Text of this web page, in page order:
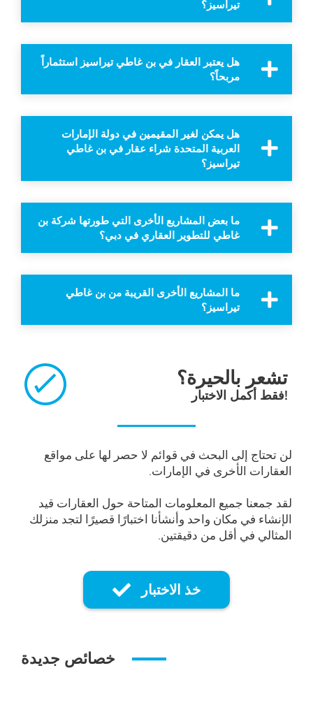
تيراسيز؟
هل يعتبر العقار في بن غاطي تيراسيز استثماراً
مربحاً؟
هل يمكن لغير المقيمين في دولة الإمارات
العربية المتحدة شراء عقار في بن غاطي
تيراسيز؟
ما بعض المشاريع الأخرى التي طورتها شركة بن
غاطي للتطوير العقاري في دبي؟
ما المشاريع الأخرى القريبة من بن غاطي
تيراسيز؟
تشعر بالحيرة؟
فقط أكمل الاختبار!
لن تحتاج إلى البحث في قوائم لا حصر لها على مواقع
العقارات الأخرى في الإمارات.
لقد جمعنا جميع المعلومات المتاحة حول العقارات قيد
الإنشاء في مكان واحد وأنشأنا اختبارًا قصيرًا لتجد منزلك
المثالي في أقل من دقيقتين.
خذ الاختبار
خصائص جديدة